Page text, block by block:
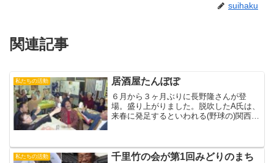
suihaku
関連記事
私たちの活動 居酒屋たんぽぽ
６月から３ヶ月ぶりに長野隆さんが登
場。盛り上がりました。脱吹したA氏は、
来春に発足するといわれる(野球の)関西独
らたんぽぽに直行しま...
私たちの活動
千里竹の会が第1回みどりのまち